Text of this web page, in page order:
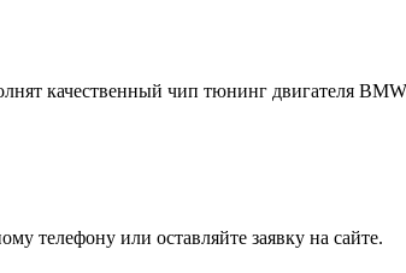
качественный чип тюнинг двигателя
телефону или оставляйте заявку на сайте.